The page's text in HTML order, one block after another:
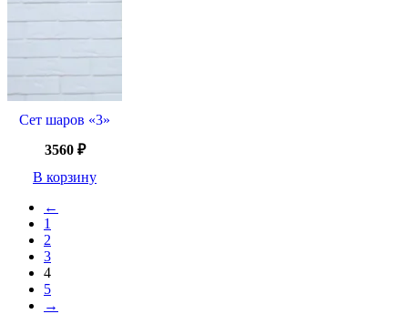
Сет шаров «3»
3560 ₽
В корзину
←
1
2
3
4
5
→